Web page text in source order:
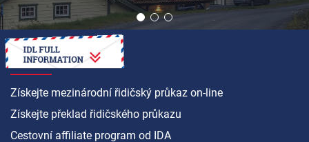
JAK NA TO
Získejte mezinárodní řidičský průkaz on-line
Získejte překlad řidičského průkazu
Cestovní affiliate program od IDA